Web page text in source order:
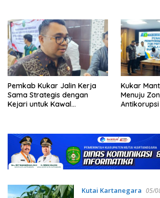
Pemkab Kukar Jalin Kerja
Sama Strategis dengan
Kejari untuk Kawal
Kukar
Menuju
Antikorupsi
Kutai Kartanegara 05/